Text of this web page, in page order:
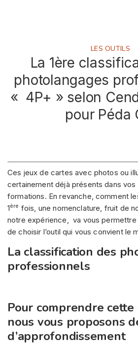
LES OUTILS
La 1ère
photolangages
« 4P+ » selon
pour Péda
Ces jeux de cartes avec photos ou
certainement déjà présents dans vos
formations. En revanche, comment
1ère fois, une nomenclature, fruit de
notre expérience, va vous permettre
de choisir l’outil qui vous convient le
La classification des
professionnels
Pour comprendre cette
nous vous proposons
d’approfondissement